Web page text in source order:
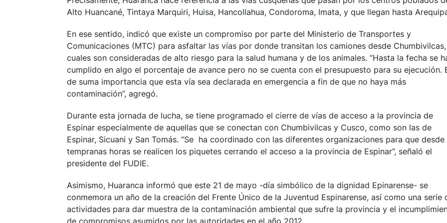
Alto Huancané, Tintaya Marquiri, Huisa, Hancollahua, Condoroma, Imata, y que llegan hasta
En ese sentido, indicó que existe un compromiso por parte del Ministerio de Transportes y
Comunicaciones (MTC) para asfaltar las vías por donde transitan los camiones desde
cuales son consideradas de alto riesgo para la salud humana y de los animales. “Hasta la fecha se
cumplido en algo el porcentaje de avance pero no se cuenta con el presupuesto para su ejecución.
de suma importancia que esta vía sea declarada en emergencia a fin de que no haya más
contaminación”, agregó.
Durante esta jornada de lucha, se tiene programado el cierre de vías de acceso a la provincia de
Espinar especialmente de aquellas que se conectan con Chumbivilcas y Cusco, como son las de
Espinar, Sicuani y San Tomás. “Se ha coordinado con las diferentes organizaciones para que desde
tempranas horas se realicen los piquetes cerrando el acceso a la provincia de Espinar”, señaló el
presidente del FUDIE.
Asimismo, Huaranca informó que este 21 de mayo -día simbólico de la dignidad Epinarense- se
conmemora un año de la creación del Frente Único de la Juventud Espinarense, así como una serie
actividades para dar muestra de la contaminación ambiental que sufre la provincia y el
de compromisos asumidos por las autoridades en el año 2012.